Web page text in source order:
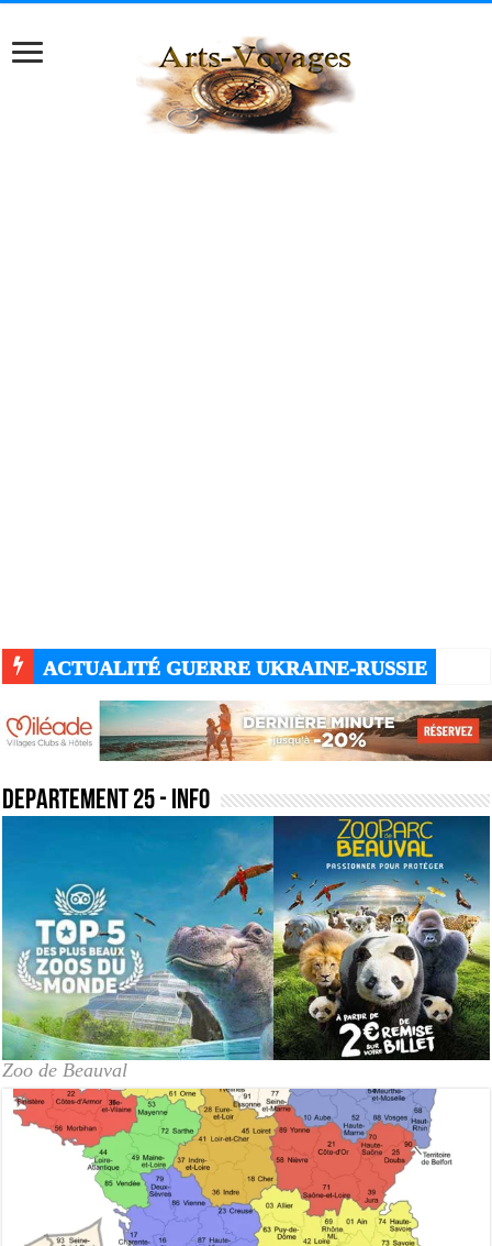
ACTUALITÉ GUERRE UKRAINE-RUSSIE
departement 25- Info
Zoo de Beauval